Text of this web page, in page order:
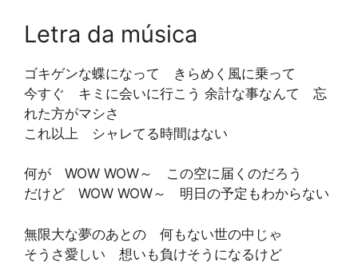
Letra da música
ゴキゲンな蝶になって きらめく風に乗って
今すぐ キミに会いに行こう 余計な事なんて 忘
れた方がマシさ
これ以上 シャレてる時間はない
何が WOW WOW～ この空に届くのだろう
だけど WOW WOW～ 明日の予定もわからない
無限大な夢のあとの 何もない世の中じゃ
そうさ愛しい 想いも負けそうになるけど